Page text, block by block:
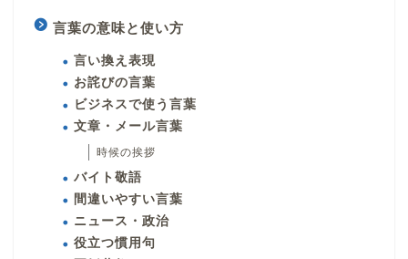
言葉の意味と使い方
言い換え表現
お詫びの言葉
ビジネスで使う言葉
文章・メール言葉
時候の挨拶
バイト敬語
間違いやすい言葉
ニュース・政治
役立つ慣用句